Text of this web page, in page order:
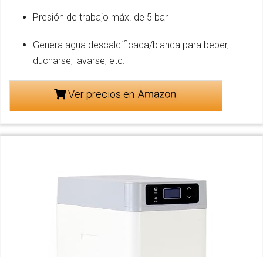
Presión de trabajo máx. de 5 bar
Genera agua descalcificada/blanda para beber,
ducharse, lavarse, etc.
Ver precios en